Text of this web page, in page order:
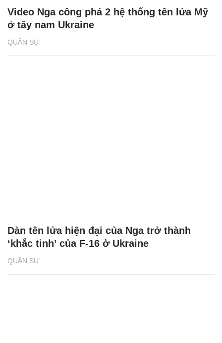
QUÂN SỰ
Video Nga công phá 2 hệ thống tên lửa Mỹ
ở tây nam Ukraine
QUÂN SỰ
Dàn tên lửa hiện đại của Nga trở thành
‘khắc tinh’ của F-16 ở Ukraine